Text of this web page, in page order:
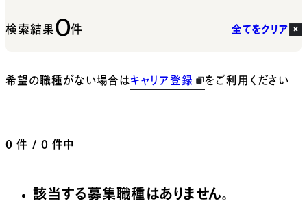
検索結果0件 全てをクリア
希望の職種がない場合はキャリア登録 をご利用ください
0 件 / 0 件中
該当する募集職種はありません。